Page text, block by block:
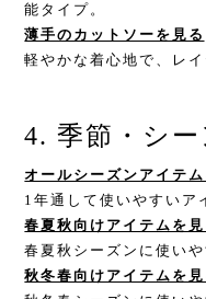
能タイプ。
薄手のカットソーを見る
軽やかな着心地で、レ
4. 季節・シ
オールシーズンアイテム
1年通して使いやすいア
春夏秋向けアイテムを見
春夏秋シーズンに使いや
秋冬春向けアイテムを見